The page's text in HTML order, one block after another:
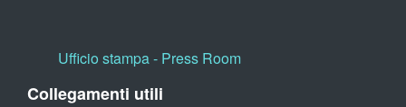
Ufficio stampa - Press Room
Collegamenti utili